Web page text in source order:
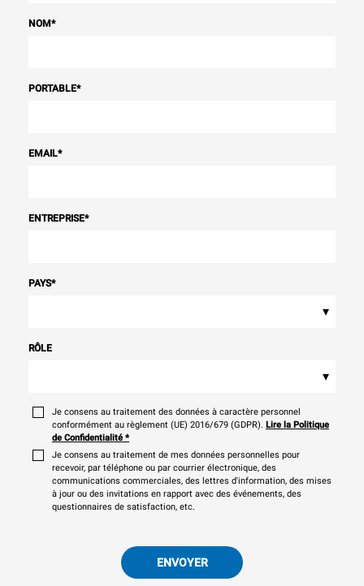
NOM*
PORTABLE*
EMAIL*
ENTREPRISE*
PAYS*
▾
RÔLE
▾
Je consens au traitement des données à caractère personnel
conformément au règlement (UE) 2016/679 (GDPR). Lire la Politique
de Confidentialité *
Je consens au traitement de mes données personnelles pour
recevoir, par téléphone ou par courrier électronique, des
communications commerciales, des lettres d'information, des mises
à jour ou des invitations en rapport avec des événements, des
questionnaires de satisfaction, etc.
ENVOYER